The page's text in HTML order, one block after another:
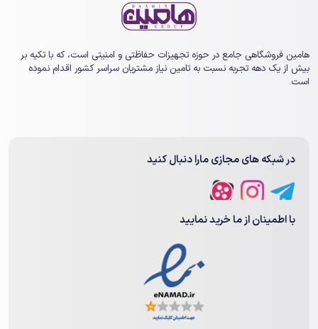
هامین فروشگاهی جامع در حوزه تجهیزات حفاظتی و امنیتی است، که با تکیه بر
بیش از یک ‏دهه تجربه نسبت به تامین نیاز مشتریان سراسر کشور اقدام نموده
است.
در شبکه های مجازی مارا دنبال کنید
با اطمینان از ما خرید نمایید